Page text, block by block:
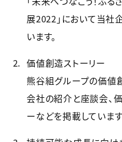
展2022」において当社
います。
価値創造ストーリー
熊谷組グループの価値
会社の紹介と座談会、
ーなどを掲載しています